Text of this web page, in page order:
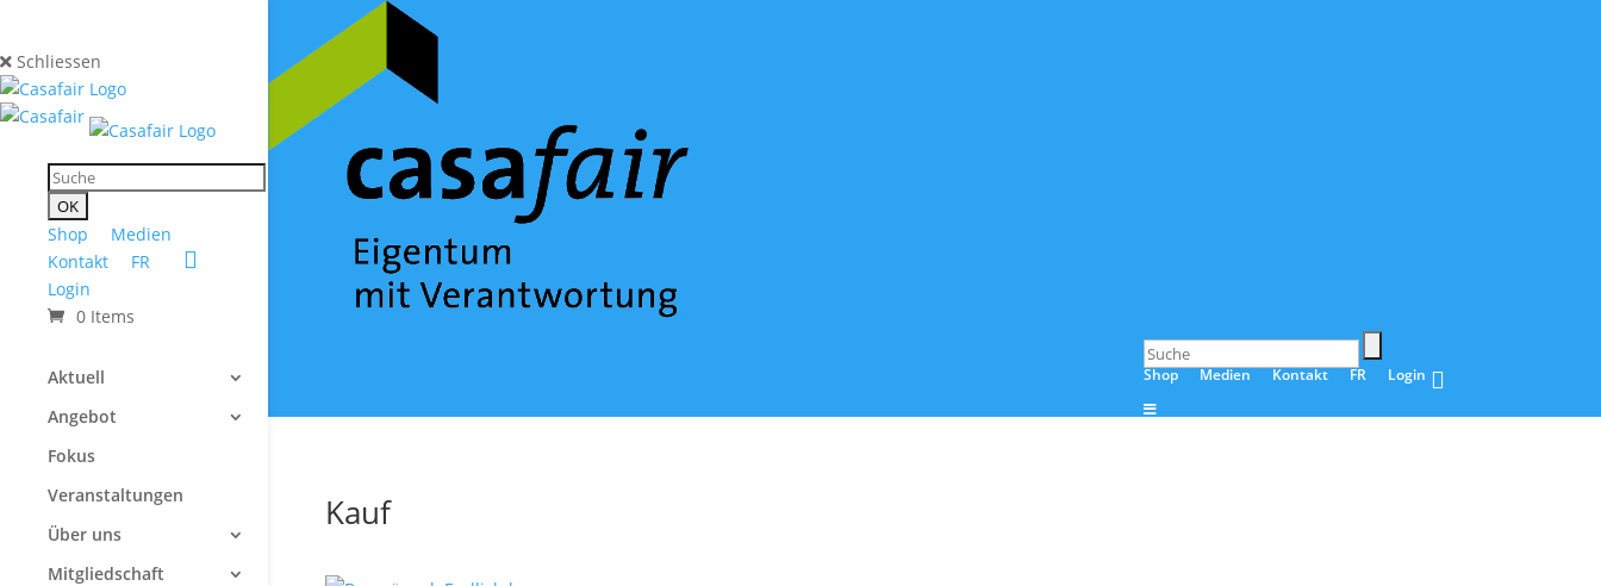
Schliessen
Shop
Medien
Kontakt
FR
Login
0 Items
Aktuell
Angebot
Fokus
Veranstaltungen
Über uns
Mitgliedschaft
Shop Medien Kontakt FR Login
Kauf